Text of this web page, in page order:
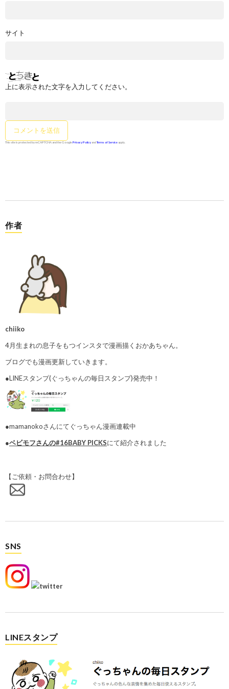
サイト
上に表示された文字を入力してください。
This site is protected by reCAPTCHA and the GooglePrivacy Policy andTerms of Service apply.
作者
chiiko
4月生まれの息子をもつインスタで漫画描くおかあちゃん。
ブログでも漫画更新していきます。
●LINEスタンプ(ぐっちゃんの毎日スタンプ)発売中！
●mamanokoさんにてぐっちゃん漫画連載中
●ベビモフさんの#16BABY PICKSにて紹介されました
【ご依頼・お問合わせ】
SNS
LINEスタンプ